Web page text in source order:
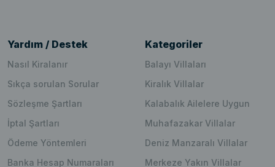
Yardım / Destek
Nasıl Kiralanır
Sıkça sorulan Sorular
Sözleşme Şartları
İptal Şartları
Ödeme Yöntemleri
Banka Hesap Numaraları
Kategoriler
Balayı Villaları
Kiralık Villalar
Kalabalık Ailelere Uygun
Muhafazakar Villalar
Deniz Manzaralı Villalar
Merkeze Yakın Villalar